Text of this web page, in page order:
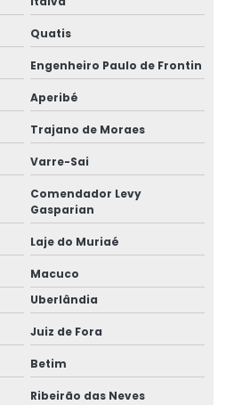
do trabalho
preliminar
ergonomia
laborativa
ergonomia
ocupacional
ntep
Quatis
Engenheiro Paulo de Frontin
Aperibé
Trajano de Moraes
Varre-Sai
Comendador Levy
Gasparian
Laje do Muriaé
Macuco
Uberlândia
Juiz de Fora
Betim
Ribeirão das Neves